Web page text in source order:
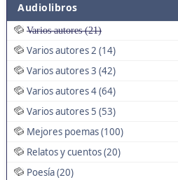
Audiolibros
Varios autores (21)
Varios autores 2 (14)
Varios autores 3 (42)
Varios autores 4 (64)
Varios autores 5 (53)
Mejores poemas (100)
Relatos y cuentos (20)
Poesía (20)